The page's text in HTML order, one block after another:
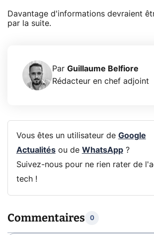
Davantage d'informations devraient
par la suite.
Par Guillaume Belfiore
Rédacteur en chef adjoint
Vous êtes un utilisateur de Google
Actualitésou de WhatsApp?
Suivez-nous pour ne rien rater de
tech !
Commentaires 0